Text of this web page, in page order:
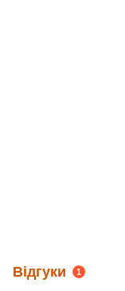
Відгуки 1